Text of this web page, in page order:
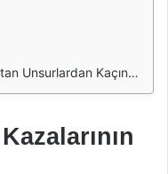
Unsurlardan Kaçınma